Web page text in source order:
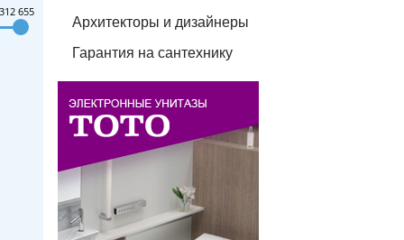
312 655
Архитекторы и дизайнеры
Гарантия на сантехнику